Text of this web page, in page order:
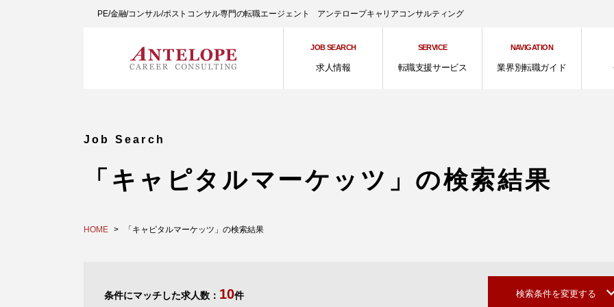
PE/金融/コンサル/ポストコンサル専門の転職エージェント アンテロープキャリアコンサルティング
JOB SEARCH
求人情報
SERVICE
転職支援サービス
NAVIGATION
業界別転職ガイド
Job Search
「キャピタルマーケッツ」の検索結果
HOME 「キャピタルマーケッツ」の検索結果
条件にマッチした求人数： 10件 検索条件を変更する